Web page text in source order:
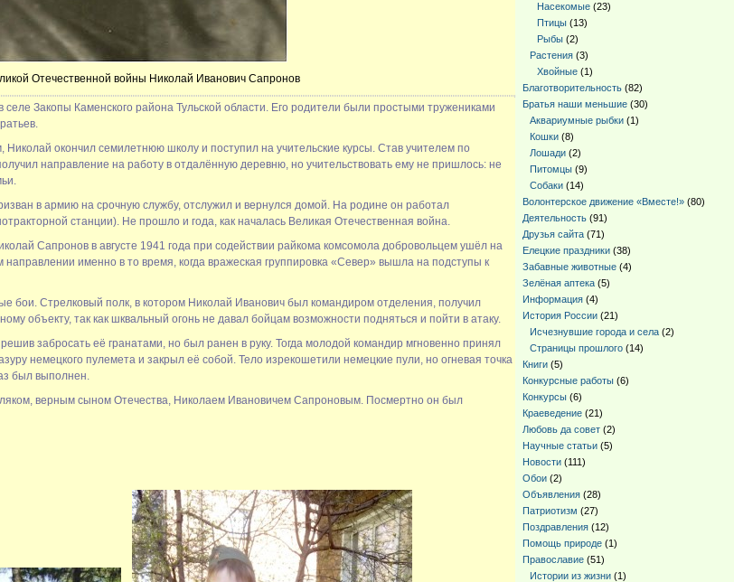
Отечественной войны Николай Иванович Сапронов
Закопы Каменского района Тульской области. Его родители были простыми тружениками
окончил семилетнюю школу и поступил на учительские курсы. Став учителем по
направление на работу в отдалённую деревню, но учительствовать ему не пришлось: не
в армию на срочную службу, отслужил и вернулся домой. На родине он работал
станции). Не прошло и года, как началась Великая Отечественная война.
Сапронов в августе 1941 года при содействии райкома комсомола добровольцем ушёл на
именно в то время, когда вражеская группировка «Север» вышла на подступы к
бои. Стрелковый полк, в котором Николай Иванович был командиром отделения, получил
объекту, так как шквальный огонь не давал бойцам возможности подняться и пойти в атаку.
забросать её гранатами, но был ранен в руку. Тогда молодой командир мгновенно принял
немецкого пулемета и закрыл её собой. Тело изрекошетили немецкие пули, но огневая точка
был выполнен.
верным сыном Отечества, Николаем Ивановичем Сапроновым. Посмертно он был
Насекомые(23)
Птицы(13)
Рыбы(2)
Растения(3)
Хвойные(1)
Благотворительность(82)
Братья наши меньшие(30)
Аквариумные рыбки(1)
Кошки(8)
Лошади(2)
Питомцы(9)
Собаки(14)
Волонтерское движение «Вместе!»(80)
Деятельность(91)
Друзья сайта(71)
Елецкие праздники(38)
Забавные животные(4)
Зелёная аптека(5)
Информация(4)
История России(21)
Исчезнувшие города и села(2)
Страницы прошлого(14)
Книги(5)
Конкурсные работы(6)
Конкурсы(6)
Краеведение(21)
Любовь да совет(2)
Научные статьи(5)
Новости(111)
Обои(2)
Объявления(28)
Патриотизм (27)
Поздравления(12)
Помощь природе(1)
Православие(51)
Истории из жизни(1)